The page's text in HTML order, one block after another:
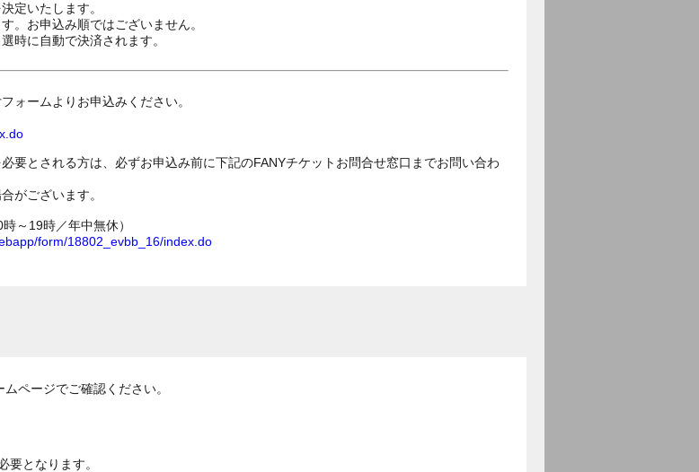
定いたします。
。お申込み順ではございません。
時に自動で決済されます。
ォームよりお申込みください。
要とされる方は、必ずお申込み前に下記のFANYチケットお問合せ窓口までお問い合わ
がございます。
～19時／年中無休）
form/18802_evbb_16/index.do
ページでご確認ください。
となります。